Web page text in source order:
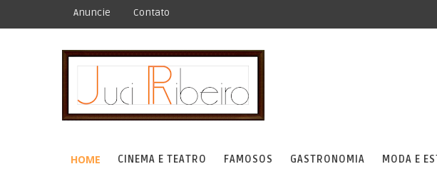
Anuncie Contato
HOME CINEMA E TEATRO FAMOSOS GASTRONOMIA MODA E